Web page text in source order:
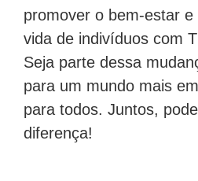
promover o bem-estar e
vida de indivíduos com
Seja parte dessa
para um mundo mais
para todos. Juntos,
diferença!